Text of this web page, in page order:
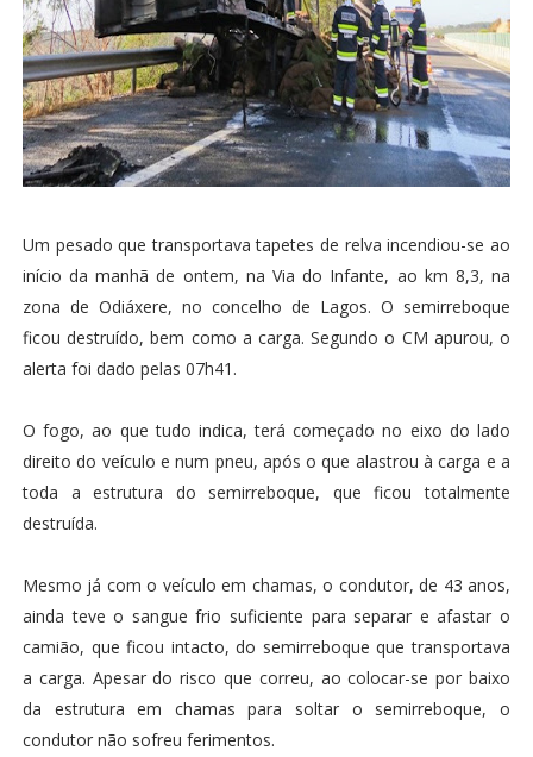
Um pesado que transportava tapetes de relva incendiou-se ao
início da manhã de ontem, na Via do Infante, ao km 8,3, na
zona de Odiáxere, no concelho de Lagos. O semirreboque
ficou destruído, bem como a carga. Segundo o CM apurou, o
alerta foi dado pelas 07h41.
O fogo, ao que tudo indica, terá começado no eixo do lado
direito do veículo e num pneu, após o que alastrou à carga e a
toda a estrutura do semirreboque, que ficou totalmente
destruída.
Mesmo já com o veículo em chamas, o condutor, de 43 anos,
ainda teve o sangue frio suficiente para separar e afastar o
camião, que ficou intacto, do semirreboque que transportava
a carga. Apesar do risco que correu, ao colocar-se por baixo
da estrutura em chamas para soltar o semirreboque, o
condutor não sofreu ferimentos.